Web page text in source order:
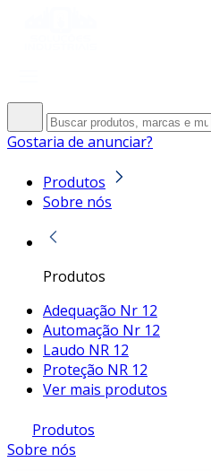
Gostaria de anunciar?
Produtos
Sobre nós
Produtos
Adequação Nr 12
Automação Nr 12
Laudo NR 12
Proteção NR 12
Ver mais produtos
Produtos
Sobre nós